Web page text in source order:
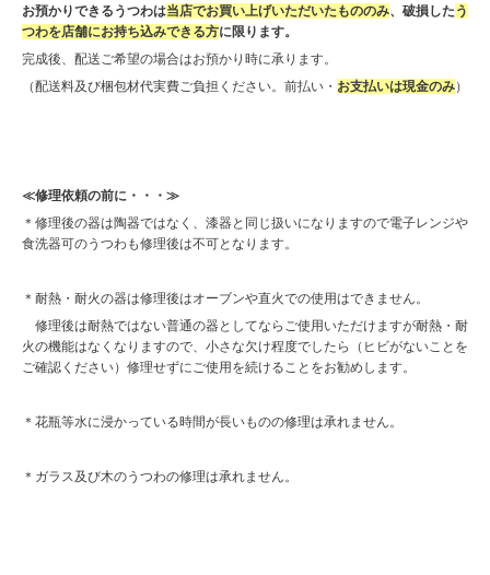
お預かりできるうつわは当店でお買い上げいただいたもののみ、破損した う
つわを店舗にお持ち込みできる方に限ります。
完成後、配送ご希望の場合はお預かり時に承ります。
（配送料及び梱包材代実費ご負担ください。前払い・ お支払いは現金のみ）
≪修理依頼の前に・・・≫
＊修理後の器は陶器ではなく、漆器と同じ扱いになりますので電子レンジや
食洗器可のうつわも修理後は不可となります。
＊耐熱・耐火の器は修理後はオーブンや直火での使用はできません。
修理後は耐熱ではない普通の器としてならご使用いただけますが耐熱・耐
火の機能はなくなりますので、小さな欠け程度でしたら（ヒビがないことを
ご確認ください）修理せずにご使用を続けることをお勧めします。
＊花瓶等水に浸かっている時間が長いものの修理は承れません。
＊ガラス及び木のうつわの修理は承れません。